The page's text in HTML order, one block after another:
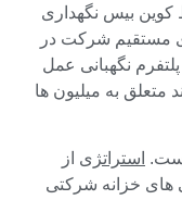
کوین بیس نگهداری
مستقیم شرکت در
نگهبانی عمل
متعلق به میلیون ها
استراتژی از
های خزانه شرکتی